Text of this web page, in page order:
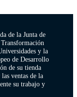
de la Junta de
y la
de Desarrollo
de su tienda
ventas de la
su trabajo y